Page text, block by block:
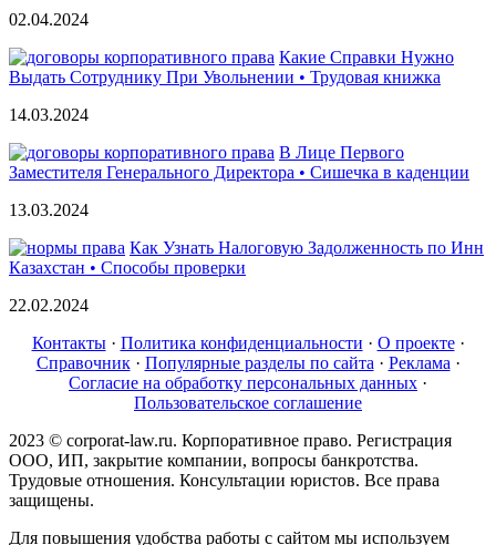
02.04.2024
Какие Справки Нужно
Выдать Сотруднику При Увольнении • Трудовая книжка
14.03.2024
В Лице Первого
Заместителя Генерального Директора • Сишечка в каденции
13.03.2024
Как Узнать Налоговую Задолженность по Инн
Казахстан • Способы проверки
22.02.2024
Контакты· Политика конфиденциальности · О проекте·
Справочник· Популярные разделы по сайта · Реклама ·
Согласие на обработку персональных данных ·
Пользовательское соглашение
2023 © corporat-law.ru. Корпоративное право. Регистрация
ООО, ИП, закрытие компании, вопросы банкротства.
Трудовые отношения. Консультации юристов. Все права
защищены.
Для повышения удобства работы с сайтом мы используем